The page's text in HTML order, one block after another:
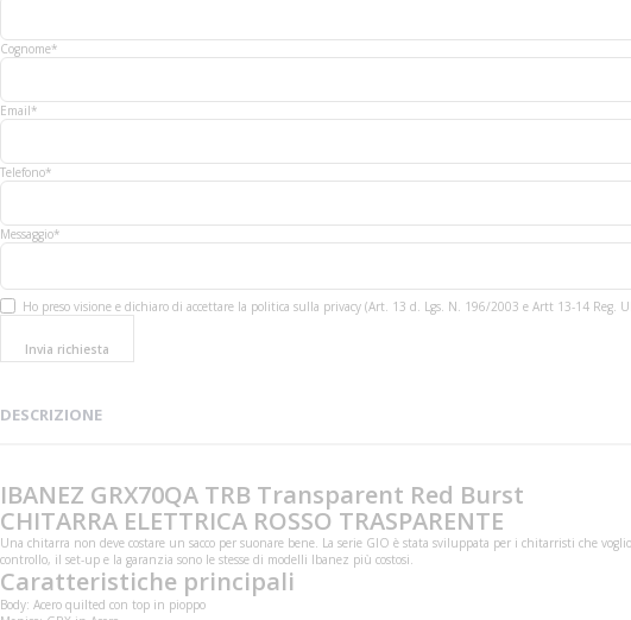
Cognome*
Email*
Telefono*
Messaggio*
Ho preso visione e dichiaro di accettare la politica sulla privacy (Art. 13 d. Lgs. N. 196/2003 e Artt 13-14 Reg.
Invia richiesta
DESCRIZIONE
IBANEZ GRX70QA TRB Transparent Red Burst
CHITARRA ELETTRICA ROSSO TRASPARENTE
Una chitarra non deve costare un sacco per suonare bene. La serie GIO è stata sviluppata per i chitarristi che
controllo, il set-up e la garanzia sono le stesse di modelli Ibanez più costosi.
Caratteristiche principali
Body: Acero quilted con top in pioppo